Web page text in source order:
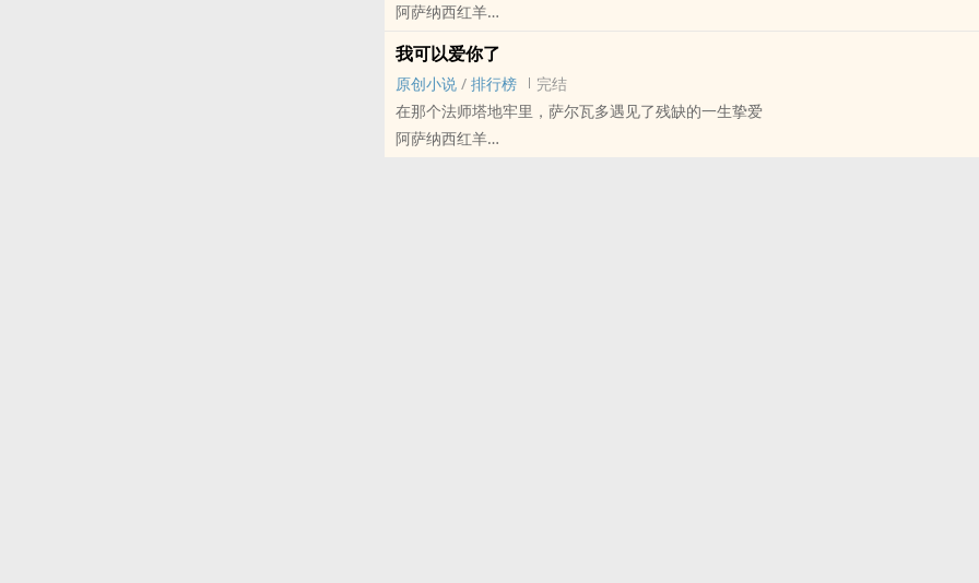
阿萨纳西红羊
魔法世界 - 西方
“姐姐！”
等待了不知多久的兰德尔从痛苦中回过头，在他的背后，那扇门只是被吹开了一条缝。
空旷的木屋内，仍旧没有回答。
我可以爱你了
原创小说 / 排行榜
完结
在那个法师塔地牢里，萨尔瓦多遇见了残缺的一生挚爱
阿萨纳西红羊